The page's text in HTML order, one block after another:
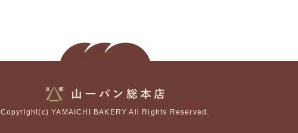
Copyright(c) YAMAICHI BAKERY All Rights Reserved.